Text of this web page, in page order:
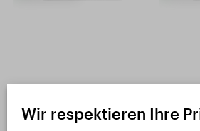
VERBUŇK:
Wir respektieren Ihre